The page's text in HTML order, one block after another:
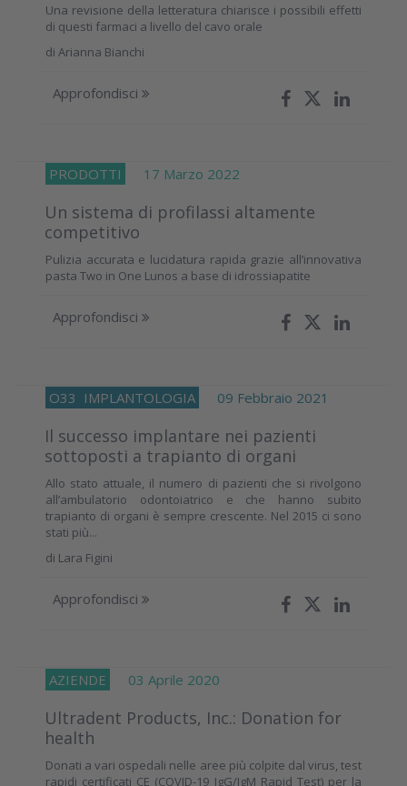
Una revisione della letteratura chiarisce i possibili effetti
di questi farmaci a livello del cavo orale
di Arianna Bianchi
Approfondisci
PRODOTTI 17 Marzo 2022
Un sistema di profilassi altamente
competitivo
Pulizia accurata e lucidatura rapida grazie all’innovativa
pasta Two in One Lunos a base di idrossiapatite
Approfondisci
O33 IMPLANTOLOGIA 09 Febbraio 2021
Il successo implantare nei pazienti
sottoposti a trapianto di organi
Allo stato attuale, il numero di pazienti che si rivolgono
all’ambulatorio odontoiatrico e che hanno subito
trapianto di organi è sempre crescente. Nel 2015 ci sono
stati più...
di Lara Figini
Approfondisci
AZIENDE 03 Aprile 2020
Ultradent Products, Inc.: Donation for
health
Donati a vari ospedali nelle aree più colpite dal virus, test
rapidi certificati CE (COVID-19 IgG/IgM Rapid Test) per la